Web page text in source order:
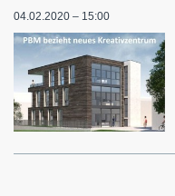
04.02.2020 – 15:00